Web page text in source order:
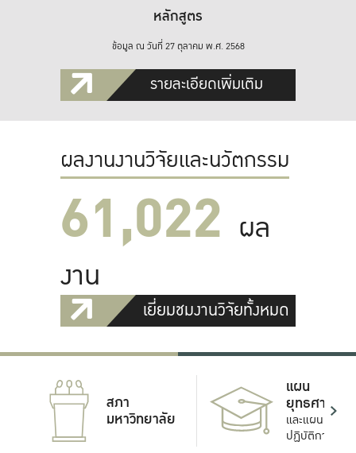
หลักสูตร
ข้อมูล ณ วันที่ 27 ตุลาคม พ.ศ. 2568
รายละเอียดเพิ่มเติม
ผลงานงานวิจัยและนวัตกรรม
61,022 ผล
งาน
เยี่ยมชมงานวิจัยทั้งหมด
สภา
มหาวิทยาลัย
แผน
ยุทธศาสตร์
และแผน
ปฏิบัติการ